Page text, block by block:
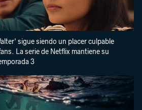
sigue siendo un placer culpable
La serie de Netflix mantiene su
3